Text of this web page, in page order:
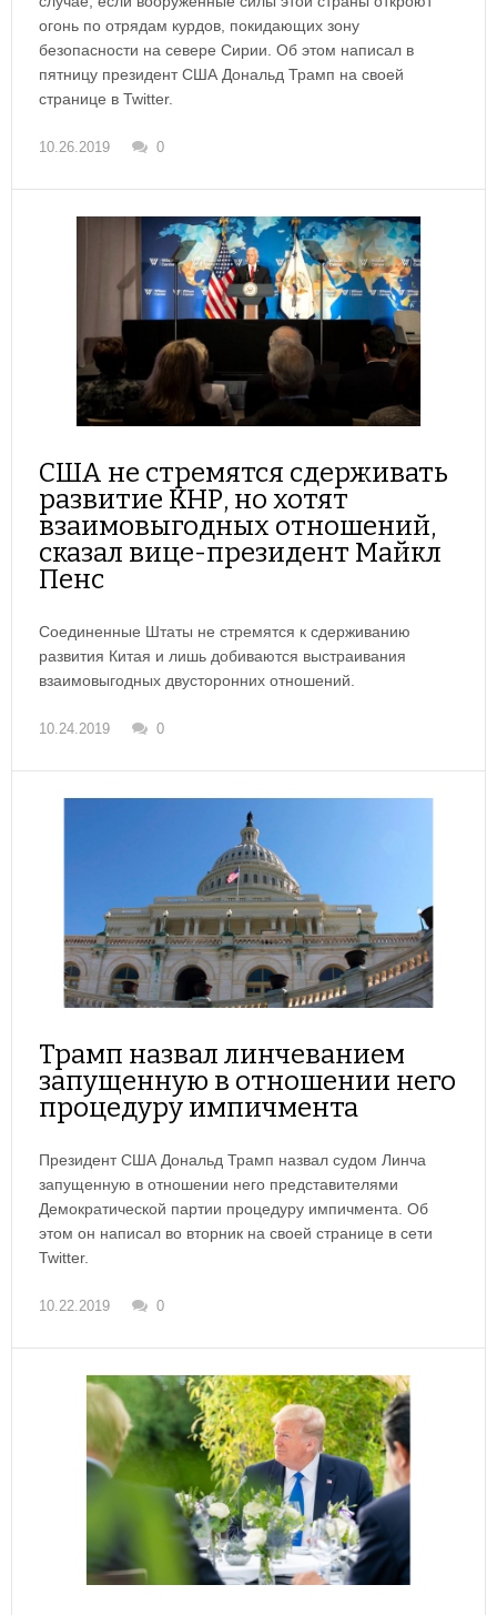
огонь по отрядам курдов, покидающих зону
безопасности на севере Сирии. Об этом написал в
пятницу президент США Дональд Трамп на своей
странице в Twitter.
10.26.2019 0
США не стремятся сдерживать
развитие КНР, но хотят
взаимовыгодных отношений,
сказал вице-президент Майкл
Пенс
Соединенные Штаты не стремятся к сдерживанию
развития Китая и лишь добиваются выстраивания
взаимовыгодных двусторонних отношений.
10.24.2019 0
Трамп назвал линчеванием
запущенную в отношении него
процедуру импичмента
Президент США Дональд Трамп назвал судом Линча
запущенную в отношении него представителями
Демократической партии процедуру импичмента. Об
этом он написал во вторник на своей странице в сети
Twitter.
10.22.2019 0